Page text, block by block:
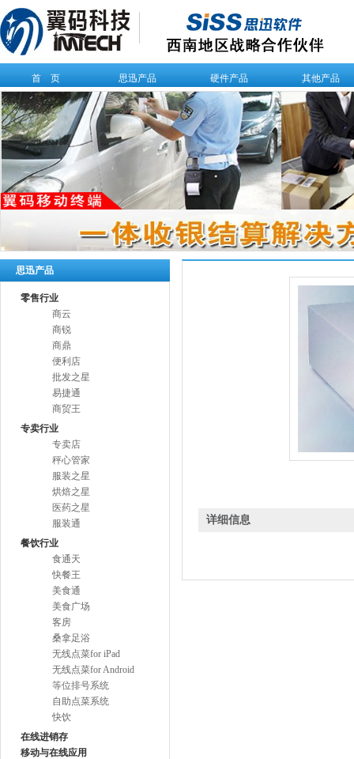
首 页 思迅产品 硬件产品 其他产品
思迅产品
零售行业
商云
商锐
商鼎
便利店
批发之星
易捷通
商贸王
专卖行业
专卖店
秤心管家
服装之星
烘焙之星
医药之星
服装通
餐饮行业
食通天
快餐王
美食通
美食广场
客房
桑拿足浴
无线点菜for iPad
无线点菜for Android
等位排号系统
自助点菜系统
快饮
在线进销存
移动与在线应用
详细信息